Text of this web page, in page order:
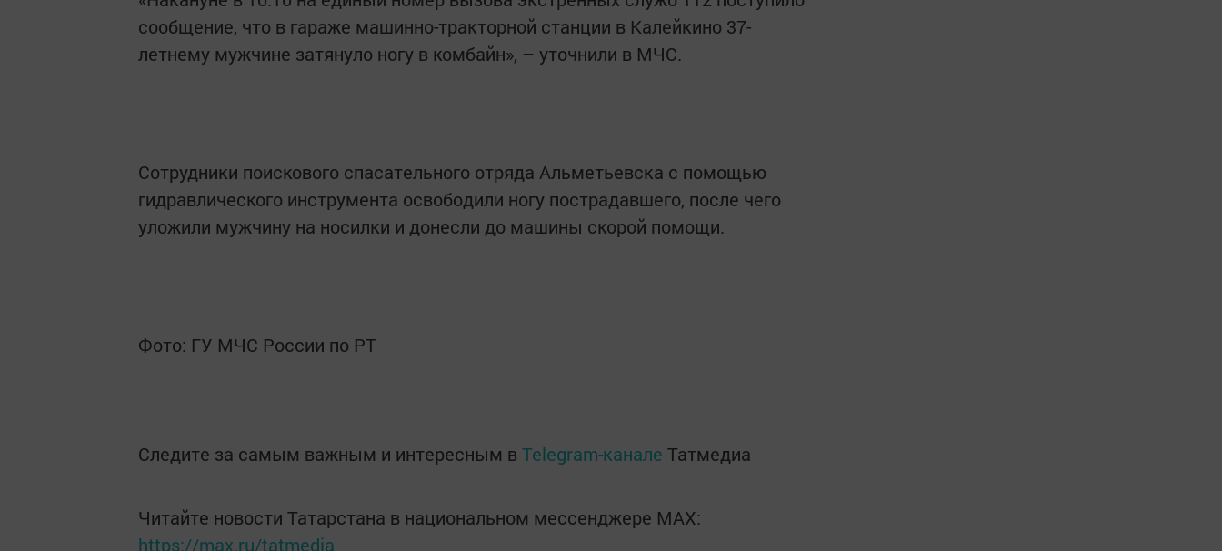
сообщение, что в гараже машинно-тракторной станции в Калейкино 37-
летнему мужчине затянуло ногу в комбайн», – уточнили в МЧС.
Сотрудники поискового спасательного отряда Альметьевска с помощью
гидравлического инструмента освободили ногу пострадавшего, после чего
уложили мужчину на носилки и донесли до машины скорой помощи.
Фото: ГУ МЧС России по РТ
Следите за самым важным и интересным в Telegram-канале Татмедиа
Читайте новости Татарстана в национальном мессенджере MАХ:
https://max.ru/tatmedia